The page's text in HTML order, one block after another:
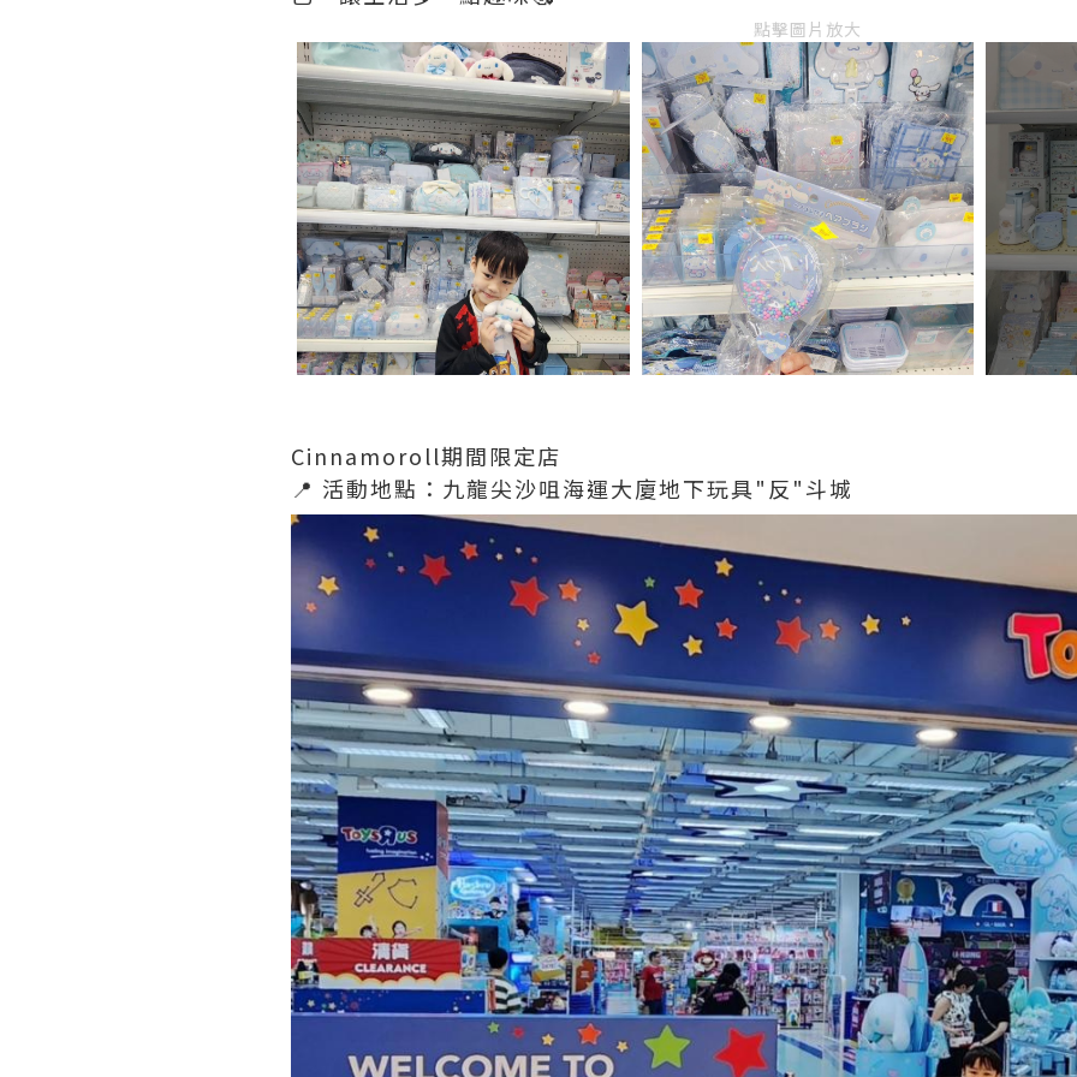
點擊圖片放大
Cinnamoroll期間限定店
📍 活動地點：九龍尖沙咀海運大廈地下玩具"反"斗城